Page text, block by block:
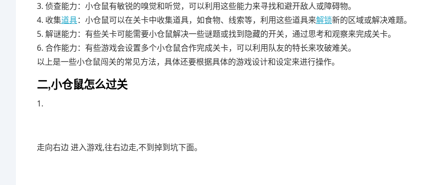
3. 侦查能力：小仓鼠有敏锐的嗅觉和听觉，可以利用这些能力来寻找和避开敌人或障碍物。
4. 收集道具：小仓鼠可以在关卡中收集道具，如食物、线索等，利用这些道具来解锁新的区域或解决难题。
5. 解谜能力：有些关卡可能需要小仓鼠解决一些谜题或找到隐藏的开关，通过思考和观察来完成关卡。
6. 合作能力：有些游戏会设置多个小仓鼠合作完成关卡，可以利用队友的特长来攻破难关。
以上是一些小仓鼠闯关的常见方法，具体还要根据具体的游戏设计和设定来进行操作。
二,小仓鼠怎么过关
1.
走向右边 进入游戏,往右边走,不到掉到坑下面。